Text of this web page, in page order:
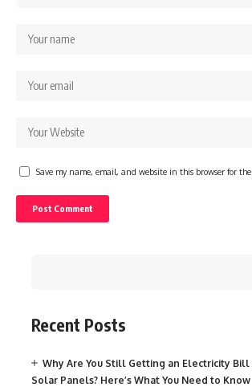
Save my name, email, and website in this browser for
Recent Posts
Why Are You Still Getting an Electricity
Solar Panels? Here’s What You Need to Know